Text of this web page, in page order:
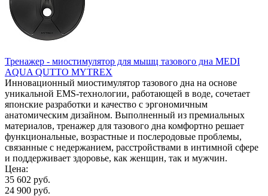
Тренажер - миостимулятор для мышц тазового дна MEDI
AQUA QUTTO MYTREX
Инновационный миостимулятор тазового дна на основе
уникальной EMS-технологии, работающей в воде, сочетает
японские разработки и качество с эргономичным
анатомическим дизайном. Выполненный из премиальных
материалов, тренажер для тазового дна комфортно решает
функциональные, возрастные и послеродовые проблемы,
связанные с недержанием, расстройствами в интимной сфере
и поддерживает здоровье, как женщин, так и мужчин.
Цена:
35 602 руб.
24 900 руб.